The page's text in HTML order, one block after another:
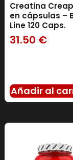
Creatina
en cápsulas –
Line 120 Caps.
31.50 €
Añadir al